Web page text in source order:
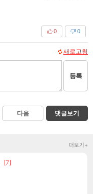
0
0
새로고침
등록
다음 댓글보기
더보기+
[7]